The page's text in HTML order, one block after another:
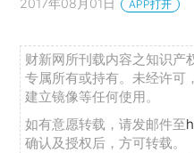
2017年08月01日 APP打开
财新网所刊载内容之知识产
专属所有或持有。未经许可
建立镜像等任何使用。
如有意愿转载，请发邮件至
确认及授权后，方可转载。